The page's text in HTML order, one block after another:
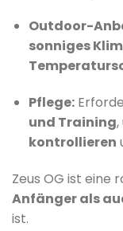
Outdoor-
sonniges
Pflege:
und Training
kontrollieren
Zeus OG ist eine
Anfänger als
ist.